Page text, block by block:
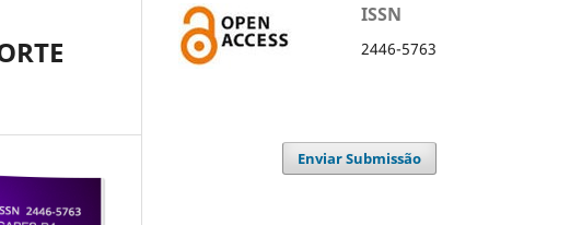
ISSN
2446-5763
Enviar Submissão